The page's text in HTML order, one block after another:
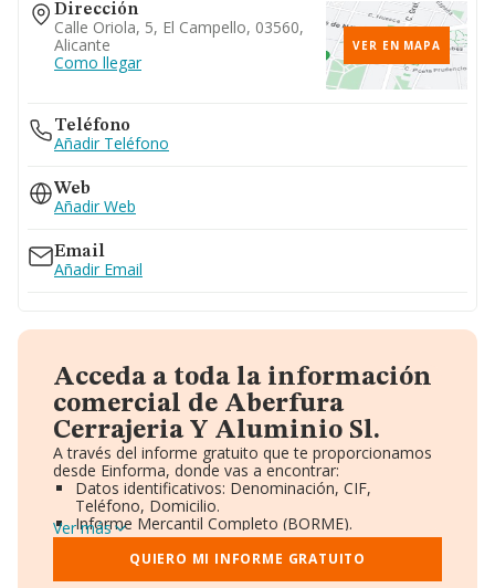
Dirección
Calle Oriola, 5, El Campello, 03560,
Alicante
Como llegar
VER EN MAPA
Teléfono
Añadir Teléfono
Web
Añadir Web
Email
Añadir Email
Acceda a toda la información
comercial de Aberfura
Cerrajeria Y Aluminio Sl.
A través del informe gratuito que te proporcionamos
desde Einforma, donde vas a encontrar:
Datos identificativos: Denominación, CIF,
Teléfono, Domicilio.
Informe Mercantil Completo (BORME).
Gráficos de Evolución Ventas y Empleados.
Consejo de Administración y Administradores.
Directivos y Ejecutivos.
Ver más
QUIERO MI INFORME GRATUITO